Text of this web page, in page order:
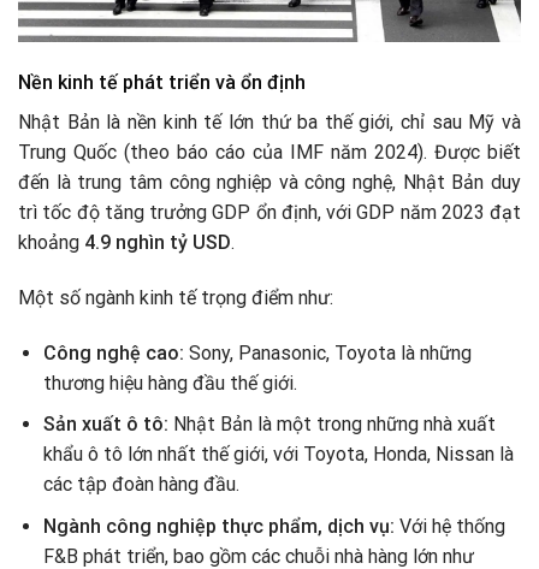
Nền kinh tế phát triển và ổn định
Nhật Bản là nền kinh tế lớn thứ ba thế giới, chỉ sau Mỹ và
Trung Quốc (theo báo cáo của IMF năm 2024). Được biết
đến là trung tâm công nghiệp và công nghệ, Nhật Bản duy
trì tốc độ tăng trưởng GDP ổn định, với GDP năm 2023 đạt
khoảng 4.9 nghìn tỷ USD.
Một số ngành kinh tế trọng điểm như:
Công nghệ cao: Sony, Panasonic, Toyota là những
thương hiệu hàng đầu thế giới.
Sản xuất ô tô: Nhật Bản là một trong những nhà xuất
khẩu ô tô lớn nhất thế giới, với Toyota, Honda, Nissan là
các tập đoàn hàng đầu.
Ngành công nghiệp thực phẩm, dịch vụ: Với hệ thống
F&B phát triển, bao gồm các chuỗi nhà hàng lớn như